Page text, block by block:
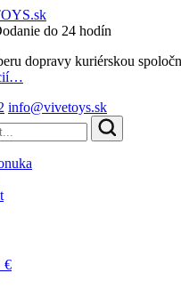
do 24 hodín
dopravy kuriérskou
info@vivetoys.sk
€